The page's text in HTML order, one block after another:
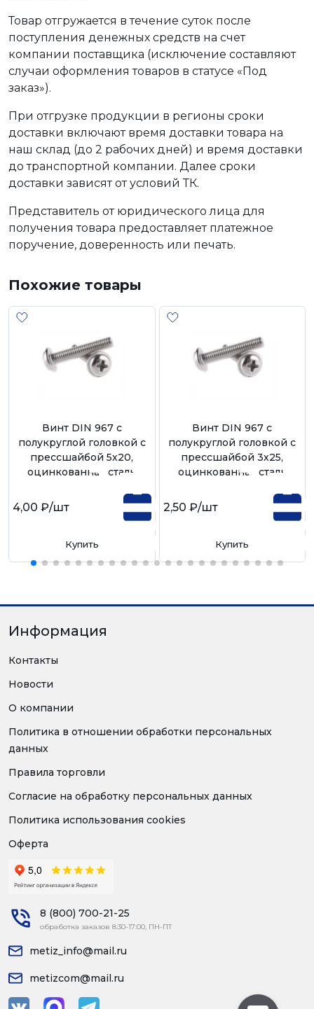
Товар отгружается в течение суток после
поступления денежных средств на счет
компании поставщика (исключение составляют
случаи оформления товаров в статусе «Под
заказ»).
При отгрузке продукции в регионы сроки
доставки включают время доставки товара на
наш склад (до 2 рабочих дней) и время доставки
до транспортной компании. Далее сроки
доставки зависят от условий ТК.
Представитель от юридического лица для
получения товара предоставляет платежное
поручение, доверенность или печать.
Похожие товары
Винт DIN 967 с
полукруглой головкой с
прессшайбой 5х20,
оцинкованная сталь
4,00 ₽/шт
Купить
Винт DIN 967 с
полукруглой головкой с
прессшайбой 3х25,
оцинкованная сталь
2,50 ₽/шт
Купить
Информация
Контакты
Новости
О компании
Политика в отношении обработки персональных
данных
Правила торговли
Согласие на обработку персональных данных
Политика использования cookies
Оферта
8 (800) 700-21-25
обработка заказов 8:30-17:00, ПН-ПТ
metiz_info@mail.ru
metizcom@mail.ru